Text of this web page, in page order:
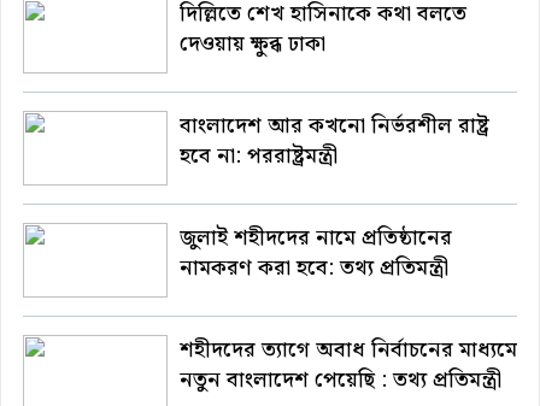
দিল্লিতে শেখ হাসিনাকে কথা বলতে
দেওয়ায় ক্ষুব্ধ ঢাকা
বাংলাদেশ আর কখনো নির্ভরশীল রাষ্ট্র
হবে না: পররাষ্ট্রমন্ত্রী
জুলাই শহীদদের নামে প্রতিষ্ঠানের
নামকরণ করা হবে: তথ্য প্রতিমন্ত্রী
শহীদদের ত্যাগে অবাধ নির্বাচনের মাধ্যমে
নতুন বাংলাদেশ পেয়েছি : তথ্য প্রতিমন্ত্রী